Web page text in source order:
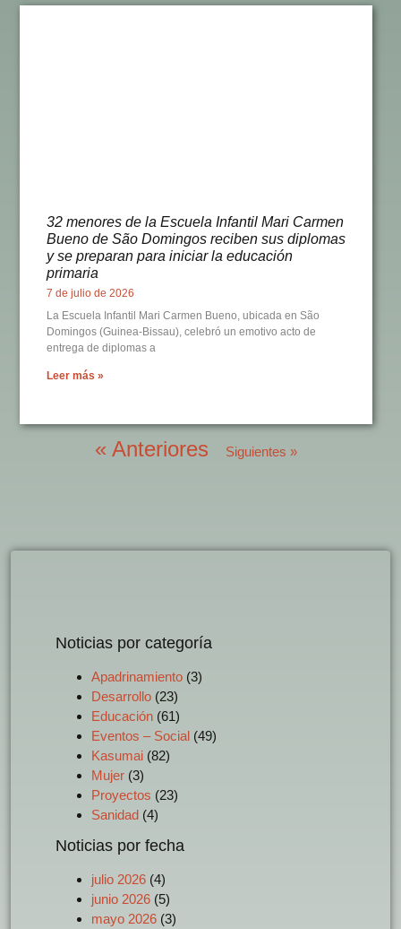
32 menores de la Escuela Infantil Mari Carmen
Bueno de São Domingos reciben sus diplomas
y se preparan para iniciar la educación
primaria
7 de julio de 2026
La Escuela Infantil Mari Carmen Bueno, ubicada en São
Domingos (Guinea-Bissau), celebró un emotivo acto de
entrega de diplomas a
Leer más »
« Anteriores Siguientes »
Noticias por categoría
Apadrinamiento (3)
Desarrollo (23)
Educación (61)
Eventos – Social (49)
Kasumai (82)
Mujer (3)
Proyectos (23)
Sanidad (4)
Noticias por fecha
julio 2026 (4)
junio 2026 (5)
mayo 2026 (3)